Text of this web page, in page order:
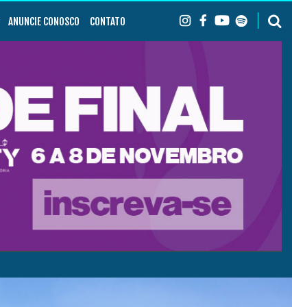
ANUNCIE CONOSCO CONTATO